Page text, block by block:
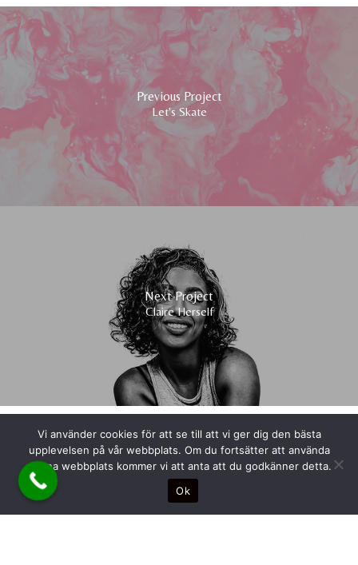
Previous Project
Let's Skate
Next Project
Claire Herself
Vi använder cookies för att se till att vi ger dig den bästa
upplevelsen på vår webbplats. Om du fortsätter att använda
denna webbplats kommer vi att anta att du godkänner detta.
Ok